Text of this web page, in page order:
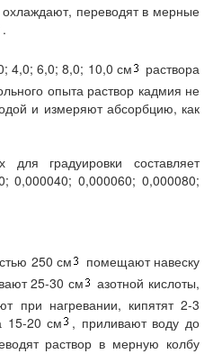
переводят в мерные
.
4,0; 6,0; 8,0; 10,0 см
раствора
опыта раствор кадмия не
и измеряют абсорбцию, как
градуировки составляет
0,000040; 0,000060; 0,000080;
250 см
помещают навеску
25-30 см
азотной кислоты,
при нагревании, кипятят 2-3
15-20 см
, приливают воду до
раствор в мерную колбу